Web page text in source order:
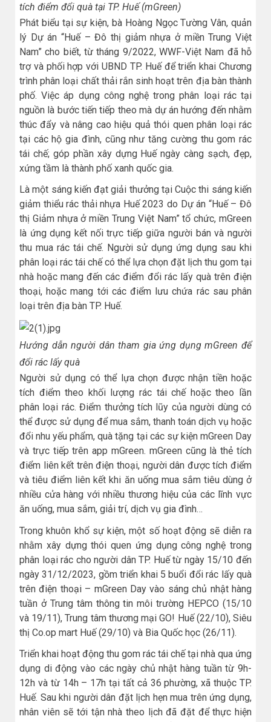
tích điểm đổi quà tại TP. Huế (mGreen)
Phát biểu tại sự kiện, bà Hoàng Ngọc Tường Vân, quản
lý Dự án “Huế – Đô thị giảm nhựa ở miền Trung Việt
Nam” cho biết, từ tháng 9/2022, WWF-Việt Nam đã hỗ
trợ và phối hợp với UBND TP. Huế để triển khai Chương
trình phân loại chất thải rắn sinh hoạt trên địa bàn thành
phố. Việc áp dụng công nghệ trong phân loại rác tại
nguồn là bước tiến tiếp theo mà dự án hướng đến nhằm
thúc đẩy và nâng cao hiệu quả thói quen phân loại rác
tại các hộ gia đình, cũng như tăng cường thu gom rác
tái chế; góp phần xây dựng Huế ngày càng sạch, đẹp,
xứng tầm là thành phố xanh quốc gia.
Là một sáng kiến đạt giải thưởng tại Cuộc thi sáng kiến
giảm thiểu rác thải nhựa Huế 2023 do Dự án “Huế – Đô
thị Giảm nhựa ở miền Trung Việt Nam” tổ chức, mGreen
là ứng dụng kết nối trực tiếp giữa người bán và người
thu mua rác tái chế. Người sử dụng ứng dụng sau khi
phân loại rác tái chế có thể lựa chọn đặt lịch thu gom tại
nhà hoặc mang đến các điểm đổi rác lấy quà trên điện
thoại, hoặc mang tới các điểm lưu chứa rác sau phân
loại trên địa bàn TP. Huế.
Hướng dẫn người dân tham gia ứng dụng mGreen để
đổi rác lấy quà
Người sử dụng có thể lựa chọn được nhận tiền hoặc
tích điểm theo khối lượng rác tái chế hoặc theo lần
phân loại rác. Điểm thưởng tích lũy của người dùng có
thể được sử dụng để mua sắm, thanh toán dịch vụ hoặc
đổi nhu yếu phẩm, quà tặng tại các sự kiện mGreen Day
và trực tiếp trên app mGreen. mGreen cũng là thẻ tích
điểm liên kết trên điện thoại, người dân được tích điểm
và tiêu điểm liên kết khi ăn uống mua sắm tiêu dùng ở
nhiều cửa hàng với nhiều thương hiệu của các lĩnh vực
ăn uống, mua sắm, giải trí, dịch vụ gia đình…
Trong khuôn khổ sự kiện, một số hoạt động sẽ diễn ra
nhằm xây dựng thói quen ứng dụng công nghệ trong
phân loại rác cho người dân TP. Huế từ ngày 15/10 đến
ngày 31/12/2023, gồm triển khai 5 buổi đổi rác lấy quà
trên điện thoại – mGreen Day vào sáng chủ nhật hàng
tuần ở Trung tâm thông tin môi trường HEPCO (15/10
và 19/11), Trung tâm thương mại GO! Huế (22/10), Siêu
thị Co.op mart Huế (29/10) và Bia Quốc học (26/11).
Triển khai hoạt động thu gom rác tái chế tại nhà qua ứng
dụng di động vào các ngày chủ nhật hàng tuần từ 9h-
12h và từ 14h – 17h tại tất cả 36 phường, xã thuộc TP.
Huế. Sau khi người dân đặt lịch hẹn mua trên ứng dụng,
nhân viên sẽ tới tận nhà theo lịch đã đặt để thực hiện